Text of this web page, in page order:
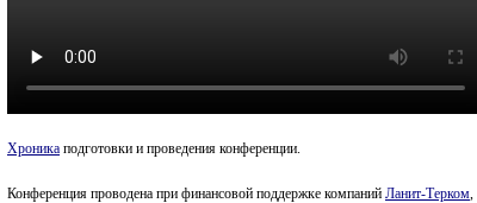
Хроника подготовки и проведения конференции.
Конференция проводена при финансовой поддержке компаний Ланит-Терком,